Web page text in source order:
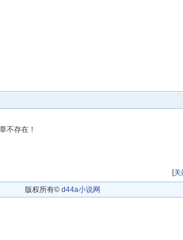
不存在！
[关
版权所有© d44a小说网